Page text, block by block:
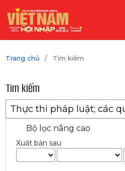
Trang chủ / Tìm kiếm
Tìm kiếm
Bộ lọc nâng cao
Xuất bản sau